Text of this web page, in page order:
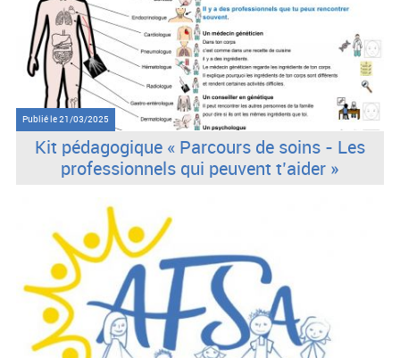
Publié le21/03/2025
Kit pédagogique « Parcours de soins - Les
professionnels qui peuvent t’aider »